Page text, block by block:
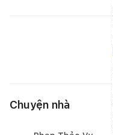
Chuyện nhà